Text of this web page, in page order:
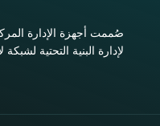
لإدارة البنية التحتية